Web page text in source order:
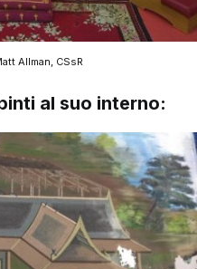
Allman, CSsR
al suo interno: